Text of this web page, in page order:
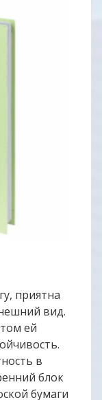
приятна
вид.
ей
в
блок
бумаги